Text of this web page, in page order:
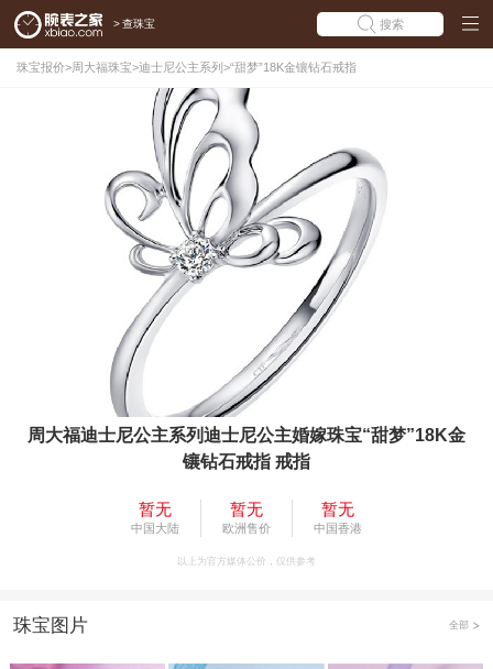
> 查珠宝 搜索
珠宝报价> 周大福珠宝>迪士尼公主系列 >“甜梦”18K金镶钻石戒指
周大福迪士尼公主系列迪士尼公主婚嫁珠宝“甜梦”18K金
镶钻石戒指 戒指
暂无
中国大陆
暂无
欧洲售价
暂无
中国香港
以上为官方媒体公价，仅供参考
珠宝图片 全部